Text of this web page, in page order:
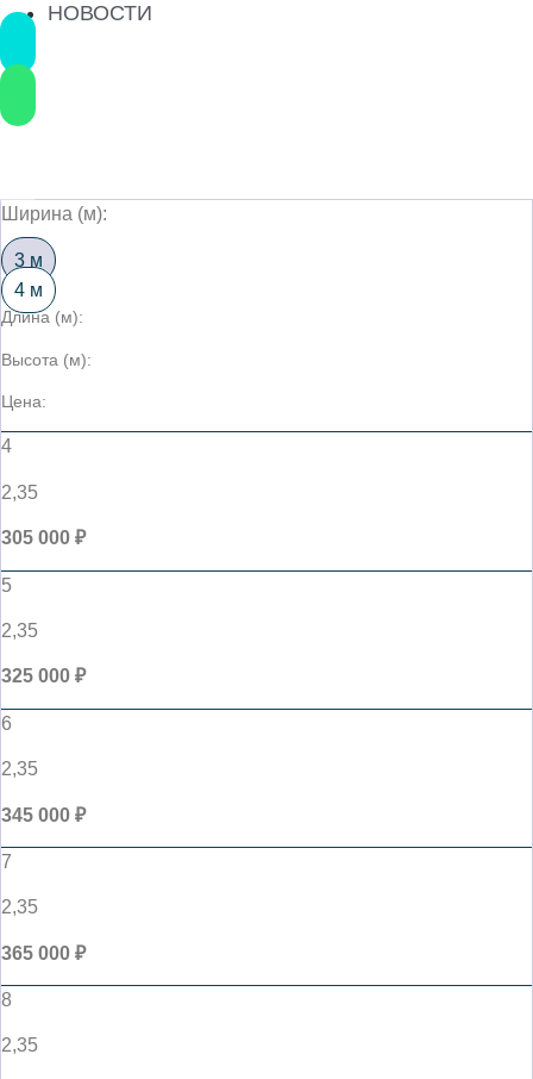
НОВОСТИ
Ширина (м):
3 м
4 м
Длина (м):
Высота (м):
Цена:
4
2,35
305 000 ₽
5
2,35
325 000 ₽
6
2,35
345 000 ₽
7
2,35
365 000 ₽
8
2,35